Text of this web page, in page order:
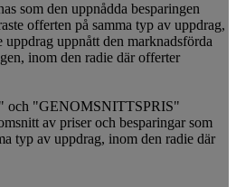
som den uppnådda besparingen
offerten på samma typ av uppdrag,
uppnått den marknadsförda
inom den radie där offerter
"GENOMSNITTSPRIS"
av priser och besparingar som
typ av uppdrag, inom den radie där